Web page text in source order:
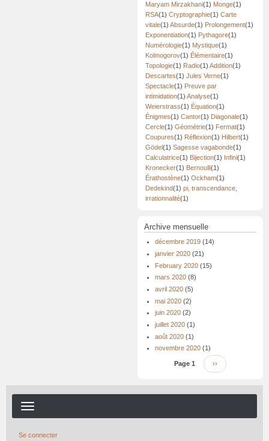
Maryam Mirzakhani(1) Monge(1)
RSA(1) Cryptographie(1) Carte
vitale(1) Absurde(1) Prolongement(1)
Exponentiation(1) Pythagore(1)
Numérologie(1) Mystique(1)
Kolmogorov(1) Élémentaire(1)
Topologie(1) Radio(1) Addition(1)
Descartes(1) Jules Verne(1)
Spectacle(1) Preuve par
intimidation(1) Analyse(1)
Weierstrass(1) Équation(1)
Énigmes(1) Cantor(1) Diagonale(1)
Cercle(1) Géométrie(1) Fermat(1)
Coupures(1) Réflexion(1) Hilbert(1)
Gödel(1) Sagesse vagabonde(1)
Calculatrice(1) Bijection(1) Infini(1)
Kronecker(1) Bernoulli(1)
Érathostène(1) Ockham(1)
Dedekind(1) pi, transcendance,
irrationnalité(1)
Archive mensuelle
décembre 2019 (14)
janvier 2020 (21)
February 2020 (15)
mars 2020 (8)
avril 2020 (5)
mai 2020 (2)
juin 2020 (2)
juillet 2020 (1)
août 2020 (1)
novembre 2020 (1)
PaginationPage 1
Page
suivante
››
Se connecter